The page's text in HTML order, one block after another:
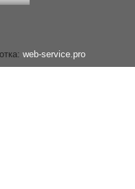
web-service.pro